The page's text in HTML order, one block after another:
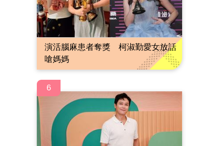
演活腦麻患者奪獎 柯淑勤愛女放話
嗆媽媽
6